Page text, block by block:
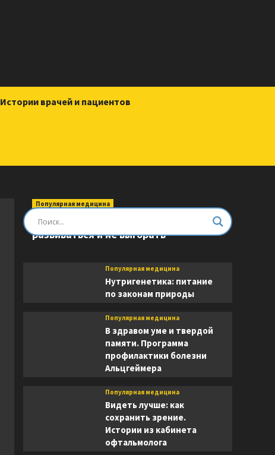
Истории врачей и пациентов
Популярная медицина
Быть врачом. Как помогать,
развиваться и не выгорать
Популярная медицина
Нутригенетика: питание
по законам природы
Популярная медицина
В здравом уме и твердой
памяти. Программа
профилактики болезни
Альцгеймера
Популярная медицина
Видеть лучше: как
сохранить зрение.
Истории из кабинета
офтальмолога